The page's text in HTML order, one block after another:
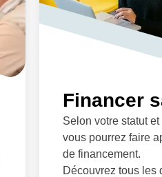
Financer
Selon votre statut
vous pourrez faire
de financement.
Découvrez tous les